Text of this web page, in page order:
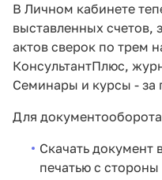
В Личном кабинете
выставленных
актов сверок по трем
КонсультантПлюс,
Семинары и курсы - за
Для
Скачать документ
печатью с